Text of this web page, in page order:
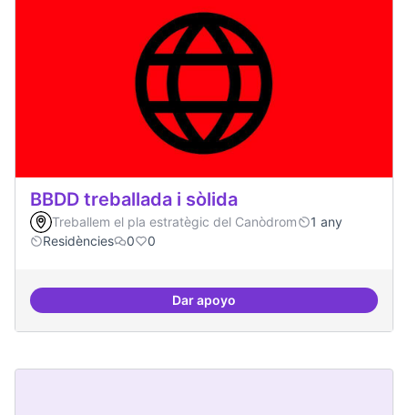
BBDD treballada i sòlida
Treballem el pla estratègic del Canòdrom
1 any
Residències
0 0
Dar apoyoBBDD treballada i sòlida